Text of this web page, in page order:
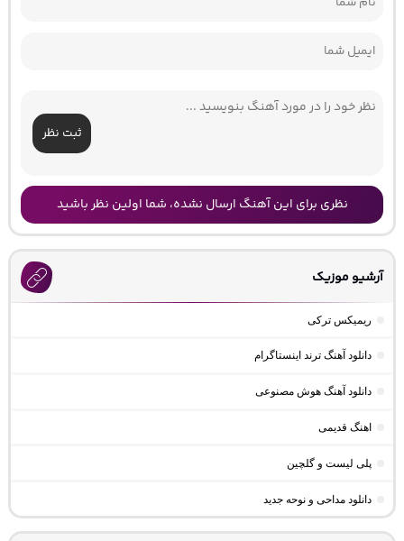
ثبت نظر
نظری برای این آهنگ ارسال نشده، شما اولین نظر باشید
آرشیو موزیک
ریمیکس ترکی
دانلود آهنگ ترند اینستاگرام
دانلود آهنگ هوش مصنوعی
اهنگ قدیمی
پلی لیست و گلچین
دانلود مداحی و نوحه جدید